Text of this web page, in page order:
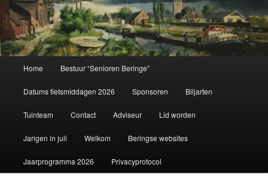
Home Bestuur “Senioren Beringe”
Datums fietsmiddagen 2026 Sponsoren Biljarten
Tuinteam Contact Adviseur Lid worden
Jarigen in juli Welkom Beringse websites
Jaarprogramma 2026 Privacyprotocol